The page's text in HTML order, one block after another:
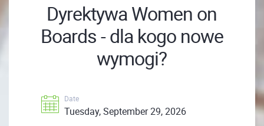
Dyrektywa Women on
Boards - dla kogo nowe
wymogi?
Date
Tuesday, September 29, 2026